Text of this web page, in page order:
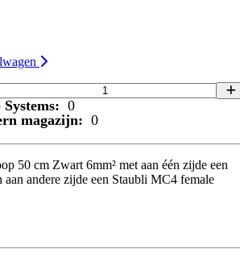
0
magazijn: 0
50 cm Zwart 6mm² met aan één zijde een
aan andere zijde een Staubli MC4 female